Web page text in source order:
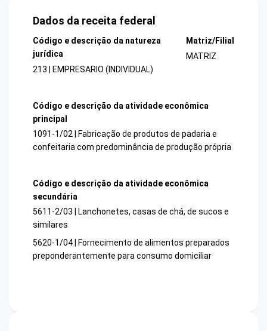
Dados da receita federal
Código e descrição da natureza
jurídica
213 | EMPRESARIO (INDIVIDUAL)
Matriz/Filial
MATRIZ
Código e descrição da atividade econômica
principal
1091-1/02 | Fabricação de produtos de padaria e
confeitaria com predominância de produção própria
Código e descrição da atividade econômica
secundária
5611-2/03 | Lanchonetes, casas de chá, de sucos e
similares
5620-1/04 | Fornecimento de alimentos preparados
preponderantemente para consumo domiciliar